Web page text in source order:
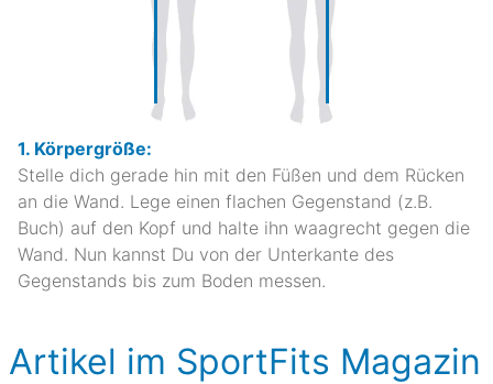
1. Körpergröße:
Stelle dich gerade hin mit den Füßen und dem Rücken
an die Wand. Lege einen flachen Gegenstand (z.B.
Buch) auf den Kopf und halte ihn waagrecht gegen die
Wand. Nun kannst Du von der Unterkante des
Gegenstands bis zum Boden messen.
Artikel im SportFits Magazin